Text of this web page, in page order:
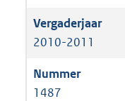
2010-2011
1487